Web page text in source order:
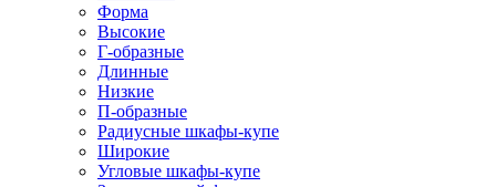
Форма
Высокие
Г-образные
Длинные
Низкие
П-образные
Радиусные шкафы-купе
Широкие
Угловые шкафы-купе